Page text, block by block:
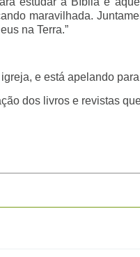
maravilhada.
na Terra.”
e está apelando
dos livros e revistas